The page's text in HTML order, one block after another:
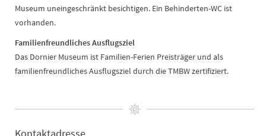
Museum uneingeschränkt besichtigen. Ein Behinderten-WC ist
vorhanden.
Familienfreundliches Ausflugsziel
Das Dornier Museum ist Familien-Ferien Preisträger und als
familienfreundliches Ausflugsziel durch die TMBW zertifiziert.
Kontaktadresse